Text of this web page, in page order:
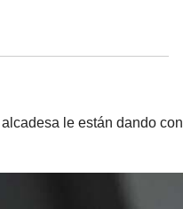
le están dando con